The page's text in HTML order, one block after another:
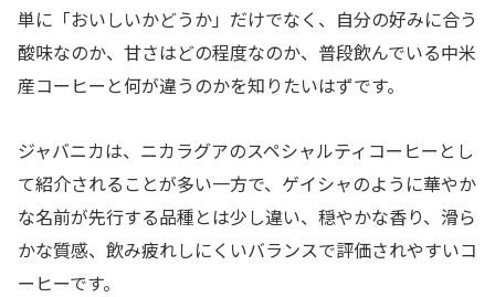
単に「おいしいかどうか」だけでなく、自分の好みに合う
酸味なのか、甘さはどの程度なのか、普段飲んでいる中米
産コーヒーと何が違うのかを知りたいはずです。
ジャバニカは、ニカラグアのスペシャルティコーヒーとし
て紹介されることが多い一方で、ゲイシャのように華やか
な名前が先行する品種とは少し違い、穏やかな香り、滑ら
かな質感、飲み疲れしにくいバランスで評価されやすいコ
ーヒーです。